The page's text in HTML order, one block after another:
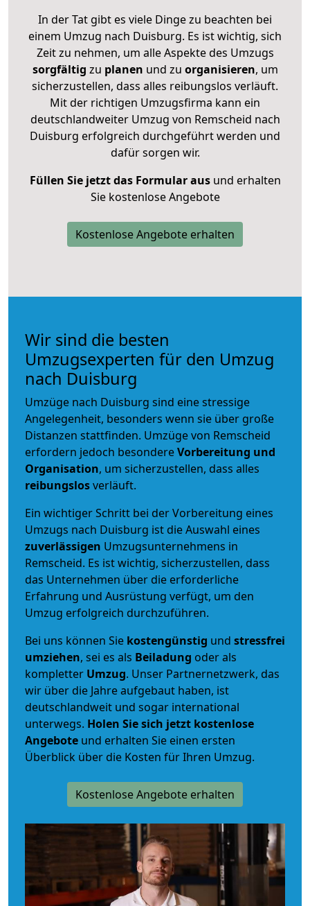
In der Tat gibt es viele Dinge zu beachten bei
einem Umzug nach Duisburg. Es ist wichtig, sich
Zeit zu nehmen, um alle Aspekte des Umzugs
sorgfältig zu planen und zu organisieren, um
sicherzustellen, dass alles reibungslos verläuft.
Mit der richtigen Umzugsfirma kann ein
deutschlandweiter Umzug von Remscheid nach
Duisburg erfolgreich durchgeführt werden und
dafür sorgen wir.
Füllen Sie jetzt das Formular ausund erhalten
Sie kostenlose Angebote
Kostenlose Angebote erhalten
Wir sind die besten
Umzugsexperten für den Umzug
nach Duisburg
Umzüge nach Duisburg sind eine stressige
Angelegenheit, besonders wenn sie über große
Distanzen stattfinden. Umzüge von Remscheid
erfordern jedoch besondereVorbereitung und
Organisation, um sicherzustellen, dass alles
reibungslosverläuft.
Ein wichtiger Schritt bei der Vorbereitung eines
Umzugs nach Duisburg ist die Auswahl eines
zuverlässigen Umzugsunternehmens in
Remscheid. Es ist wichtig, sicherzustellen, dass
das Unternehmen über die erforderliche
Erfahrung und Ausrüstung verfügt, um den
Umzug erfolgreich durchzuführen.
Bei uns können Sie kostengünstig und stressfrei
umziehen, sei es als Beiladung oder als
kompletter Umzug. Unser Partnernetzwerk, das
wir über die Jahre aufgebaut haben, ist
deutschlandweit und sogar international
unterwegs. Holen Sie sich jetzt kostenlose
Angebote und erhalten Sie einen ersten
Überblick über die Kosten für Ihren Umzug.
Kostenlose Angebote erhalten